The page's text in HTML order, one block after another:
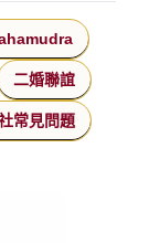
二婚聯誼
常見問題